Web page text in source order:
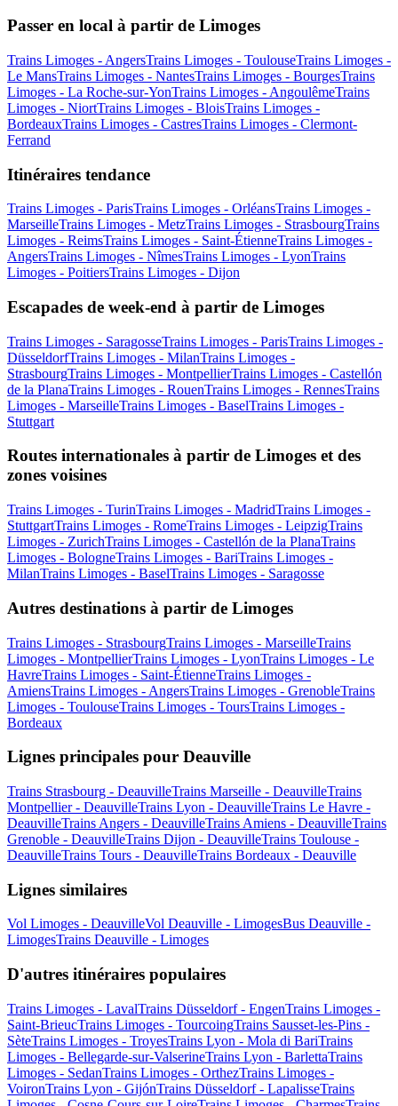
Passer en local à partir de Limoges
Trains Limoges - AngersTrains Limoges - ToulouseTrains Limoges -
Le MansTrains Limoges - NantesTrains Limoges - BourgesTrains
Limoges - La Roche-sur-YonTrains Limoges - AngoulêmeTrains
Limoges - NiortTrains Limoges - BloisTrains Limoges -
BordeauxTrains Limoges - CastresTrains Limoges - Clermont-
Ferrand
Itinéraires tendance
Trains Limoges - ParisTrains Limoges - OrléansTrains Limoges -
MarseilleTrains Limoges - MetzTrains Limoges - StrasbourgTrains
Limoges - ReimsTrains Limoges - Saint-ÉtienneTrains Limoges -
AngersTrains Limoges - NîmesTrains Limoges - LyonTrains
Limoges - PoitiersTrains Limoges - Dijon
Escapades de week-end à partir de Limoges
Trains Limoges - SaragosseTrains Limoges - ParisTrains Limoges -
DüsseldorfTrains Limoges - MilanTrains Limoges -
StrasbourgTrains Limoges - MontpellierTrains Limoges - Castellón
de la PlanaTrains Limoges - RouenTrains Limoges - RennesTrains
Limoges - MarseilleTrains Limoges - BaselTrains Limoges -
Stuttgart
Routes internationales à partir de Limoges et des
zones voisines
Trains Limoges - TurinTrains Limoges - MadridTrains Limoges -
StuttgartTrains Limoges - RomeTrains Limoges - LeipzigTrains
Limoges - ZurichTrains Limoges - Castellón de la PlanaTrains
Limoges - BologneTrains Limoges - BariTrains Limoges -
MilanTrains Limoges - BaselTrains Limoges - Saragosse
Autres destinations à partir de Limoges
Trains Limoges - StrasbourgTrains Limoges - MarseilleTrains
Limoges - MontpellierTrains Limoges - LyonTrains Limoges - Le
HavreTrains Limoges - Saint-ÉtienneTrains Limoges -
AmiensTrains Limoges - AngersTrains Limoges - GrenobleTrains
Limoges - ToulouseTrains Limoges - ToursTrains Limoges -
Bordeaux
Lignes principales pour Deauville
Trains Strasbourg - DeauvilleTrains Marseille - DeauvilleTrains
Montpellier - DeauvilleTrains Lyon - DeauvilleTrains Le Havre -
DeauvilleTrains Angers - DeauvilleTrains Amiens - DeauvilleTrains
Grenoble - DeauvilleTrains Dijon - DeauvilleTrains Toulouse -
DeauvilleTrains Tours - DeauvilleTrains Bordeaux - Deauville
Lignes similaires
Vol Limoges - DeauvilleVol Deauville - LimogesBus Deauville -
LimogesTrains Deauville - Limoges
D'autres itinéraires populaires
Trains Limoges - LavalTrains Düsseldorf - EngenTrains Limoges -
Saint-BrieucTrains Limoges - TourcoingTrains Sausset-les-Pins -
SèteTrains Limoges - TroyesTrains Lyon - Mola di BariTrains
Limoges - Bellegarde-sur-ValserineTrains Lyon - BarlettaTrains
Limoges - SedanTrains Limoges - OrthezTrains Limoges -
VoironTrains Lyon - GijónTrains Düsseldorf - LapalisseTrains